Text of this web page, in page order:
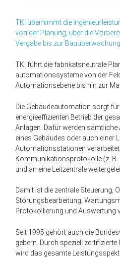
TKI übernimmt die
von der Planung, über die
Vergabe bis zur
TKI führt die fabrikats­neutrale
automations­systeme von der
Automations­ebene bis hin zur
Die Gebäude­automation sorgt
energie­effizienten Betrieb der
Anlagen. Dafür werden
eines Gebäudes oder auch einer
Automations­stationen
Kommunikations­protokolle (z. B.
und an eine Leitzentrale
Damit ist die zentrale Steuerung,
Störungs­bearbeitung,
Protokollierung und Auswertung
Seit 1995 gehört auch die
gebern. Durch speziell
wird das gesamte